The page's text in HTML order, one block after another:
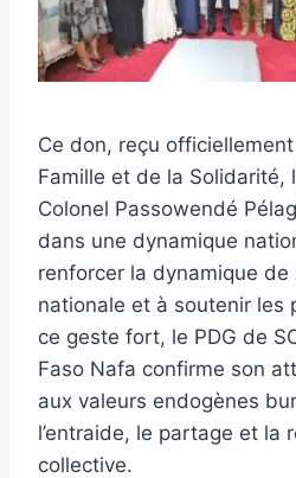
Ce don, reçu
Famille et de la Solidarité,
Colonel Passowendé
dans une dynamique
renforcer la dynamique de
nationale et à soutenir les
ce geste fort, le PDG de
Faso Nafa confirme son
aux valeurs endogènes
l’entraide, le partage et la
collective.